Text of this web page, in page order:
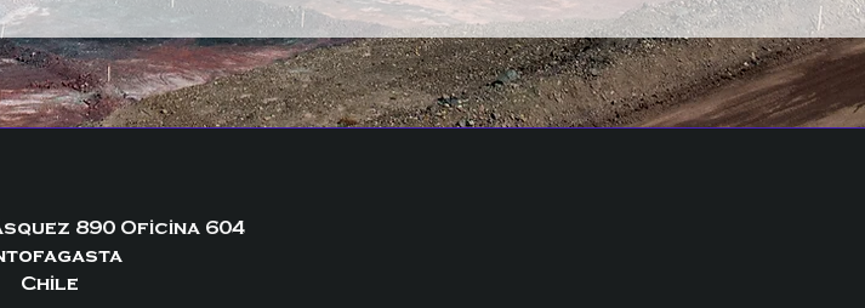
890 Oficina 604
Chile